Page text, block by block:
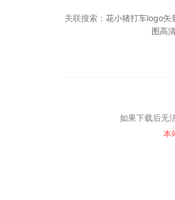
关联搜索： 花小猪打车logo矢
图高
如果下载后无
本